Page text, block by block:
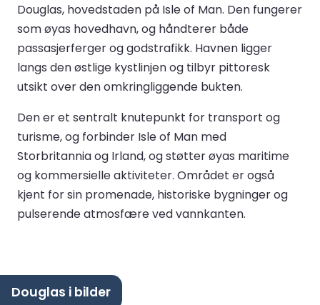
Douglas, hovedstaden på Isle of Man. Den fungerer
som øyas hovedhavn, og håndterer både
passasjerferger og godstrafikk. Havnen ligger
langs den østlige kystlinjen og tilbyr pittoresk
utsikt over den omkringliggende bukten.
Den er et sentralt knutepunkt for transport og
turisme, og forbinder Isle of Man med
Storbritannia og Irland, og støtter øyas maritime
og kommersielle aktiviteter. Området er også
kjent for sin promenade, historiske bygninger og
pulserende atmosfære ved vannkanten.
Douglas i bilder